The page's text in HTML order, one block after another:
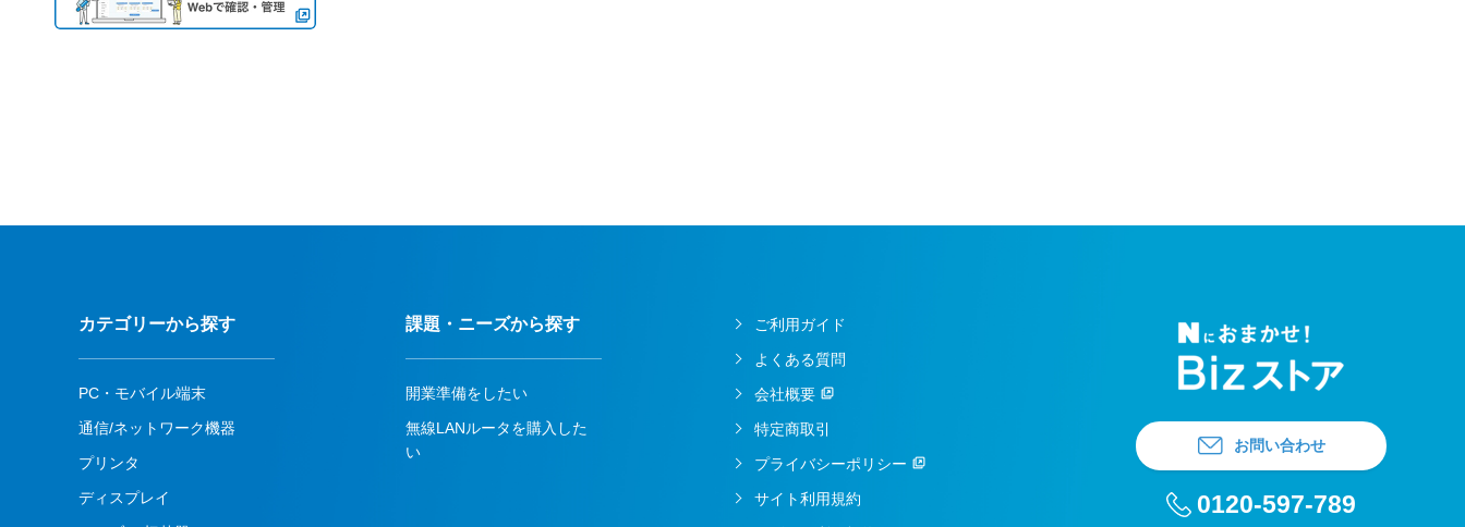
カテゴリーから探す
PC・モバイル端末
通信/ネットワーク機器
プリンタ
ディスプレイ
課題・ニーズから探す
開業準備をしたい
無線LANルータを購入した
い
ご利用ガイド
よくある質問
会社概要
特定商取引
プライバシーポリシー
サイト利用規約
お問い合わせ
0120-597-789